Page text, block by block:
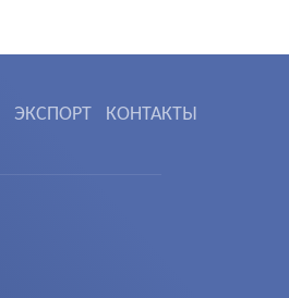
ЭКСПОРТ КОНТАКТЫ